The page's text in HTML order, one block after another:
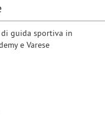
guida sportiva in
e Varese